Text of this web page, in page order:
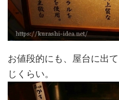
お値段的にも、屋台に出
じくらい。